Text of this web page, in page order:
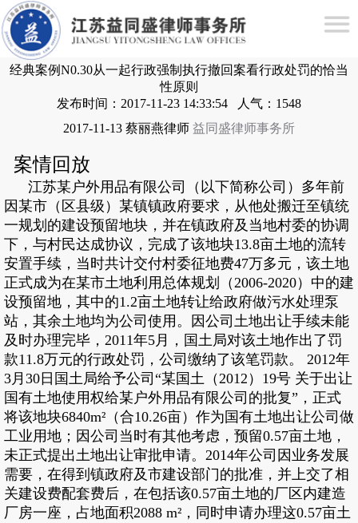
经典案例N0.30从一起行政强制执行撤回案看行政处罚的恰当
性原则
发布时间：2017-11-23 14:33:54 人气：1548
2017-11-13 蔡丽燕律师 益同盛律师事务所
案情回放
江苏某户外用品有限公司（以下简称公司）多年前
因某市（区县级）某镇镇政府要求，从他处搬迁至镇统
一规划的建设预留地块，并在镇政府及当地村委的协调
下，与村民达成协议，完成了该地块13.8亩土地的流转
安置手续，当时共计交付村委征地费47万多元，该土地
正式成为在某市土地利用总体规划（2006-2020）中的建
设预留地，其中的1.2亩土地转让给政府做污水处理泵
站，其余土地均为公司使用。因公司土地出让手续未能
及时办理完毕，2011年5月，国土局对该土地作出了罚
款11.8万元的行政处罚，公司缴纳了该笔罚款。 2012年
3月30日国土局给予公司“某国土（2012）19号 关于出让
国有土地使用权给某户外用品有限公司的批复”，正式
将该地块6840m²（合10.26亩）作为国有土地出让公司做
工业用地；因公司当时有其他考虑，预留0.57亩土地，
未正式提出土地出让审批申请。2014年公司因业务发展
需要，在得到镇政府及市建设部门的批准，并上交了相
关建设费配套费后，在包括该0.57亩土地的厂区内建造
厂房一座，占地面积2088 m²，同时申请办理这0.57亩土